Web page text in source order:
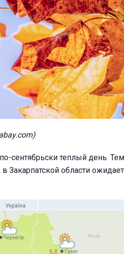
сентябрьски теплый день.
Закарпатской области